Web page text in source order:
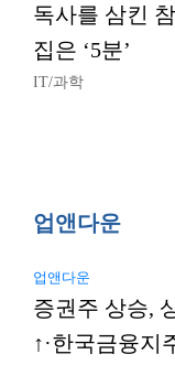
독사를 삼킨
집은 ‘5분’
IT/과학
업앤다운
업앤다운
증권주 상승,
↑·한국금융지